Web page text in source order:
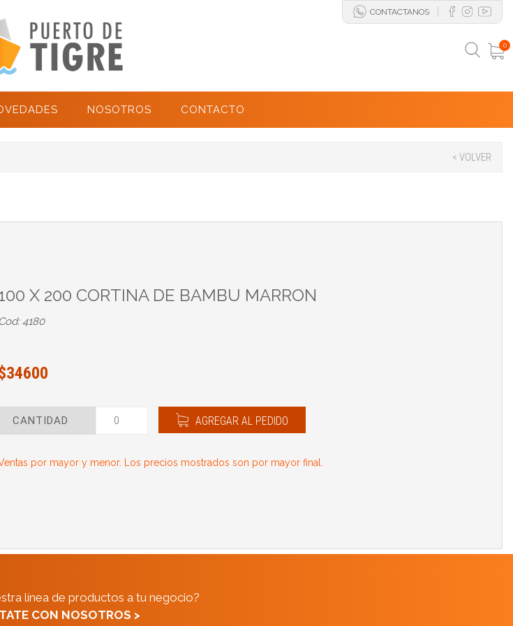
CONTACTANOS
0
NOSOTROS CONTACTO
< VOLVER
X 200 CORTINA DE BAMBU MARRON
Cod: 4180
CANTIDAD AGREGAR AL PEDIDO
por mayor y menor. Los precios mostrados son por mayor final.
línea de productos a tu negocio?
CON NOSOTROS >